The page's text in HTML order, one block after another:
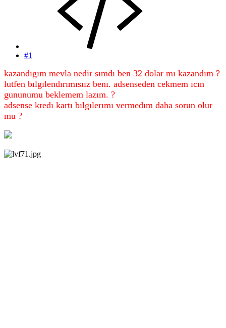
#1
kazandıgım mevla nedir sımdı ben 32 dolar mı kazandım ?
lutfen bılgılendırımısıız benı. adsenseden cekmem ıcın
gununumu beklemem lazım. ?
adsense kredı kartı bılgılerımı vermedım daha sorun olur
mu ?